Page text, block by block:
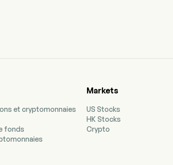
et cryptomonnaies
fonds
Markets
US Stocks
HK Stocks
Crypto